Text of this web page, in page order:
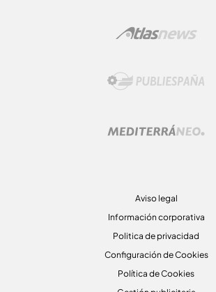
Aviso legal
Información corporativa
Politica de privacidad
Configuración de Cookies
Política de Cookies